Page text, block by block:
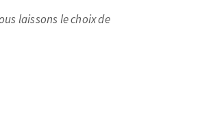
laissons le choix de